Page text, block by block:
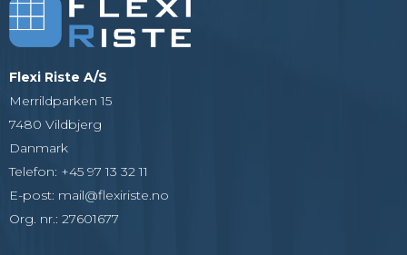
Flexi Riste A/S
Merrildparken 15
7480 Vildbjerg
Danmark
Telefon: +45 97 13 32 11
E-post: mail@flexiriste.no
Org. nr.: 27601677